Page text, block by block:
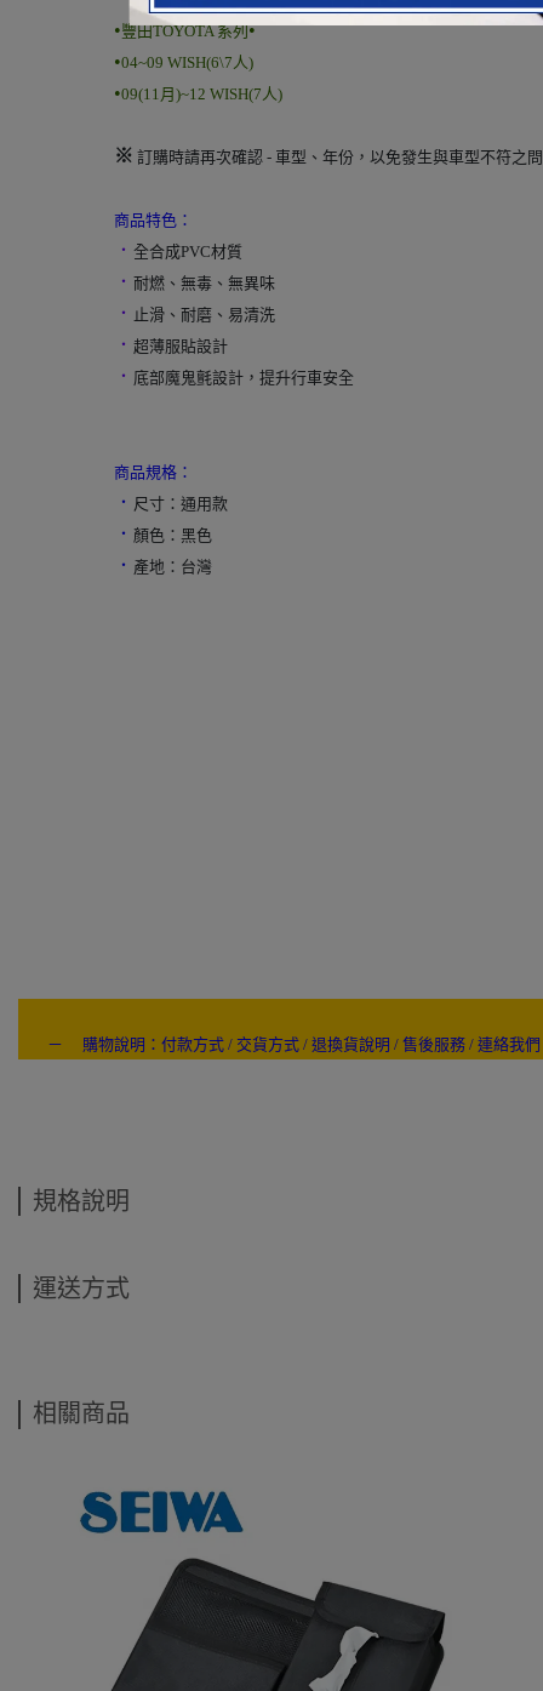
•豐田TOYOTA 系列•
•04~09 WISH(6\7人)
•09(11月)~12 WISH(7人)
※ 訂購時請再次確認 - 車型、年份，以免發生與車型不符之
商品特色：
． 全合成PVC材質
． 耐燃、無毒、無異味
． 止滑、耐磨、易清洗
． 超薄服貼設計
． 底部魔鬼氈設計，提升行車安全
商品規格：
． 尺寸：通用款
． 顏色：黑色
． 產地：台灣
－ 購物說明：付款方式 / 交貨方式 / 退換貨說明 / 售後服務 / 連絡我們
規格說明
運送方式
相關商品